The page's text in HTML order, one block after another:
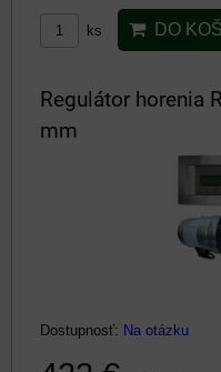
ks DO
Regulátor horenia
mm
Dostupnosť: Na otázku